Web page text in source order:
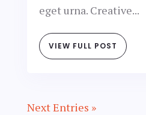
eget urna. Creative...
VIEW FULL POST
Next Entries »